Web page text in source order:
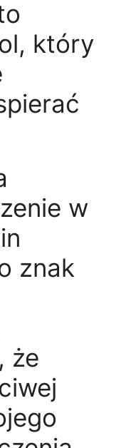
który
w
znak
że